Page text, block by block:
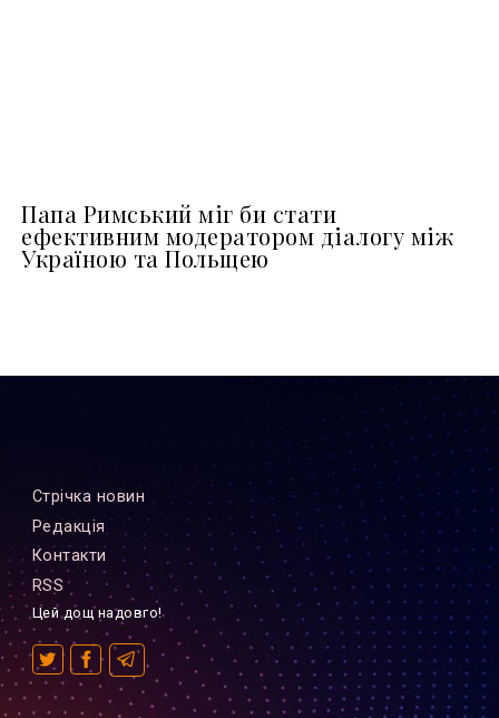
Папа Римський міг би стати
ефективним модератором діалогу між
Україною та Польщею
Стрiчка новин
Редакцiя
Контакти
RSS
Цей дощ надовго!